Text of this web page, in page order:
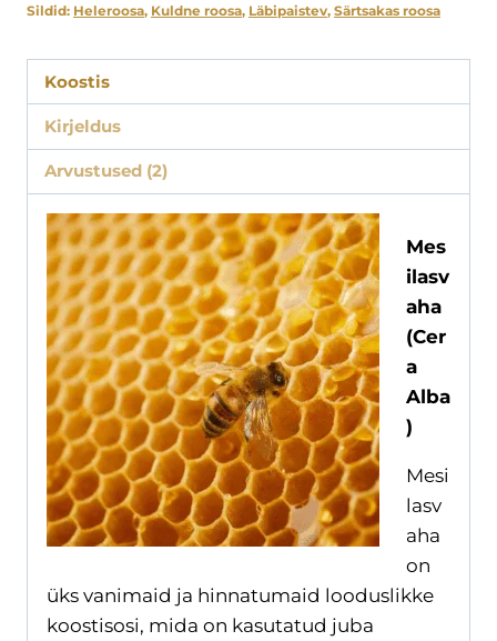
Sildid: Heleroosa, Kuldne roosa, Läbipaistev, Särtsakas roosa
Koostis
Kirjeldus
Arvustused (2)
Mes
ilasv
aha
(Cer
a
Alba
)
Mesi
lasv
aha
on
üks vanimaid ja hinnatumaid looduslikke
koostisosi, mida on kasutatud juba